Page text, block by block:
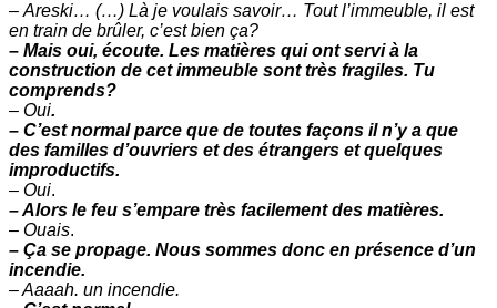
– Areski… (…) Là je voulais savoir… Tout l’immeuble, il est
en train de brûler, c’est bien ça?
– Mais oui, écoute. Les matières qui ont servi à la
construction de cet immeuble sont très fragiles. Tu
comprends?
– Oui.
– C’est normal parce que de toutes façons il n’y a que
des familles d’ouvriers et des étrangers et quelques
improductifs.
– Oui.
– Alors le feu s’empare très facilement des matières.
– Ouais.
– Ça se propage. Nous sommes donc en présence d’un
incendie.
– Aaaah. un incendie.